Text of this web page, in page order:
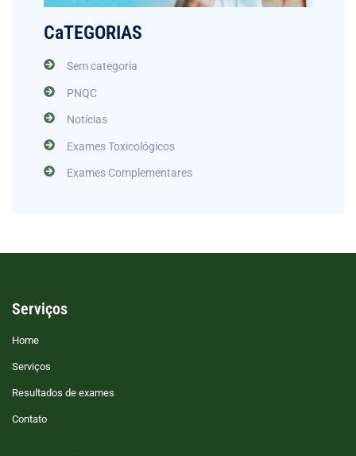
CaTEGORIAS
Sem categoria
PNQC
Notícias
Exames Toxicológicos
Exames Complementares
Serviços
Home
Serviços
Resultados de exames
Contato